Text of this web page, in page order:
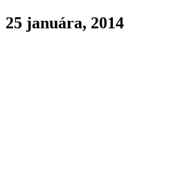
25 januára, 2014